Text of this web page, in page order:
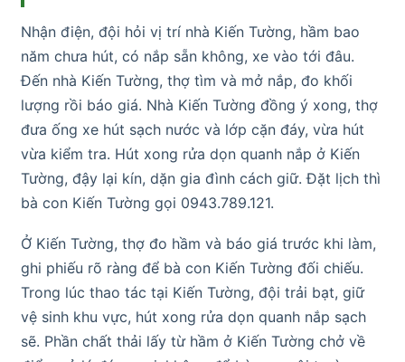
Nhận điện, đội hỏi vị trí nhà Kiến Tường, hầm bao
năm chưa hút, có nắp sẵn không, xe vào tới đâu.
Đến nhà Kiến Tường, thợ tìm và mở nắp, đo khối
lượng rồi báo giá. Nhà Kiến Tường đồng ý xong, thợ
đưa ống xe hút sạch nước và lớp cặn đáy, vừa hút
vừa kiểm tra. Hút xong rửa dọn quanh nắp ở Kiến
Tường, đậy lại kín, dặn gia đình cách giữ. Đặt lịch thì
bà con Kiến Tường gọi 0943.789.121.
Ở Kiến Tường, thợ đo hầm và báo giá trước khi làm,
ghi phiếu rõ ràng để bà con Kiến Tường đối chiếu.
Trong lúc thao tác tại Kiến Tường, đội trải bạt, giữ
vệ sinh khu vực, hút xong rửa dọn quanh nắp sạch
sẽ. Phần chất thải lấy từ hầm ở Kiến Tường chở về